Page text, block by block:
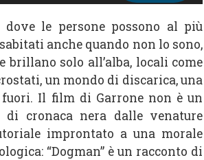
dove le persone possono al più
anche quando non lo sono,
brillano solo all’alba, locali come
un mondo di discarica, una
Il film di Garrone non è un
cronaca nera dalle venature
improntato a una morale
“Dogman” è un racconto di